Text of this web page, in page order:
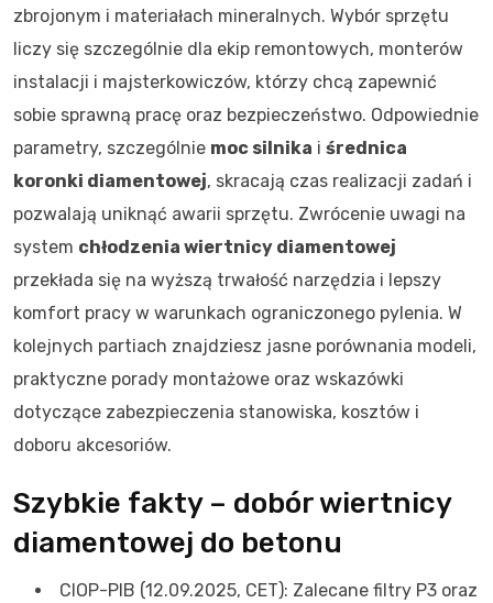
zbrojonym i materiałach mineralnych. Wybór sprzętu
liczy się szczególnie dla ekip remontowych, monterów
instalacji i majsterkowiczów, którzy chcą zapewnić
sobie sprawną pracę oraz bezpieczeństwo. Odpowiednie
parametry, szczególnie moc silnika i średnica
koronki diamentowej, skracają czas realizacji zadań i
pozwalają uniknąć awarii sprzętu. Zwrócenie uwagi na
system chłodzenia wiertnicy diamentowej
przekłada się na wyższą trwałość narzędzia i lepszy
komfort pracy w warunkach ograniczonego pylenia. W
kolejnych partiach znajdziesz jasne porównania modeli,
praktyczne porady montażowe oraz wskazówki
dotyczące zabezpieczenia stanowiska, kosztów i
doboru akcesoriów.
Szybkie fakty – dobór wiertnicy
diamentowej do betonu
CIOP-PIB (12.09.2025, CET): Zalecane filtry P3 oraz